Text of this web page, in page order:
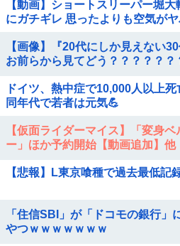
【動画】ショートスリーパー堀
にガチギレ 思ったよりも空気が
【画像】『20代にしか見えない
お前らから見てどう？？？？？？
ドイツ、熱中症で10,000人以上
同年代で若者は元気💪
【仮面ライダーマイス】「変身
ー」ほか予約開始【動画追加】他
【悲報】L東京喰種で過去最低
「住信SBI」が「ドコモの銀行」
やつｗｗｗｗｗｗｗ